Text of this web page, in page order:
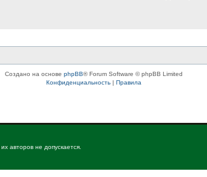
Создано на основеphpBB® Forum Software © phpBB Limited
Конфиденциальность |Правила
авторов не допускается.